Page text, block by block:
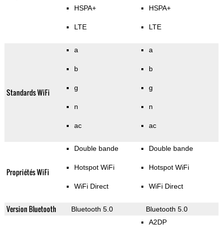
HSPA+
LTE
HSPA+
LTE
Standards WiFi
a
b
g
n
ac
a
b
g
n
ac
Propriétés WiFi
Double bande
Hotspot WiFi
WiFi Direct
Double bande
Hotspot WiFi
WiFi Direct
Version Bluetooth Bluetooth 5.0 Bluetooth 5.0
A2DP